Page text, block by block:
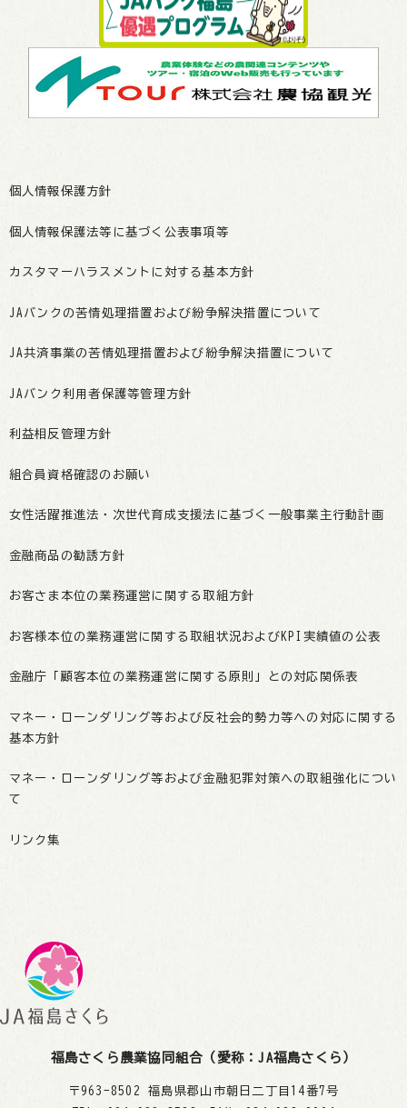
個人情報保護方針
個人情報保護法等に基づく公表事項等
カスタマーハラスメントに対する基本方針
JAバンクの苦情処理措置および紛争解決措置について
JA共済事業の苦情処理措置および紛争解決措置について
JAバンク利用者保護等管理方針
利益相反管理方針
組合員資格確認のお願い
女性活躍推進法・次世代育成支援法に基づく一般事業主行動計画
金融商品の勧誘方針
お客さま本位の業務運営に関する取組方針
お客様本位の業務運営に関する取組状況およびKPI実績値の公表
金融庁「顧客本位の業務運営に関する原則」との対応関係表
マネー・ローンダリング等および反社会的勢力等への対応に関する
基本方針
マネー・ローンダリング等および金融犯罪対策への取組強化につい
て
リンク集
福島さくら農業協同組合（愛称：JA福島さくら）
〒963-8502 福島県郡山市朝日二丁目14番7号